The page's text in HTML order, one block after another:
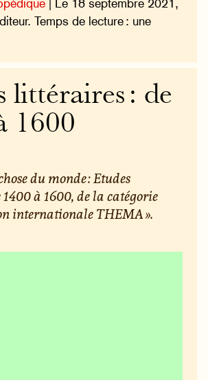
Temps de lecture : une
littéraires : de
1600
du monde : Etudes
à 1600, de la catégorie
internationale THEMA ».